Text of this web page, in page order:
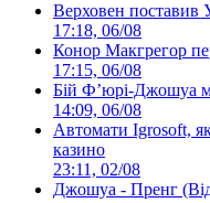
Верховен поставив
17:18, 06/08
Конор Макгрегор
17:15, 06/08
Бій Ф’юрі-Джошуа
14:09, 06/08
Автомати Igrosoft,
казино
23:11, 02/08
Джошуа - Пренг